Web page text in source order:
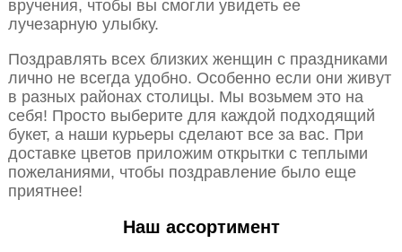
вручения, чтобы вы смогли увидеть ее
лучезарную улыбку.
Поздравлять всех близких женщин с праздниками
лично не всегда удобно. Особенно если они живут
в разных районах столицы. Мы возьмем это на
себя! Просто выберите для каждой подходящий
букет, а наши курьеры сделают все за вас. При
доставке цветов приложим открытки с теплыми
пожеланиями, чтобы поздравление было еще
приятнее!
Наш ассортимент